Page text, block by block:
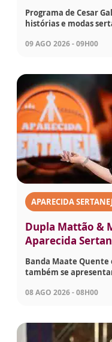
Programa de Cesar
histórias e modas
09 AGO 2026 - 09H00
APARECIDA
Dupla Mattão &
Aparecida
Banda Maate Quente
também se
08 AGO 2026 - 08H00